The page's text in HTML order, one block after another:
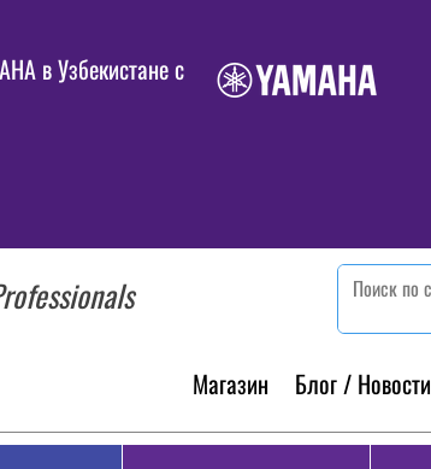
в Узбекистане c
Магазин Блог / Новости